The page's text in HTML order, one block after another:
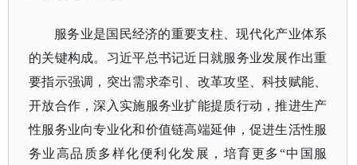
服务业是国民经济的重要支柱、现代化产业体系
的关键构成。习近平总书记近日就服务业发展作出重
要指示强调，突出需求牵引、改革攻坚、科技赋能、
开放合作，深入实施服务业扩能提质行动，推进生产
性服务业向专业化和价值链高端延伸，促进生活性服
务业高品质多样化便利化发展，培育更多“中国服